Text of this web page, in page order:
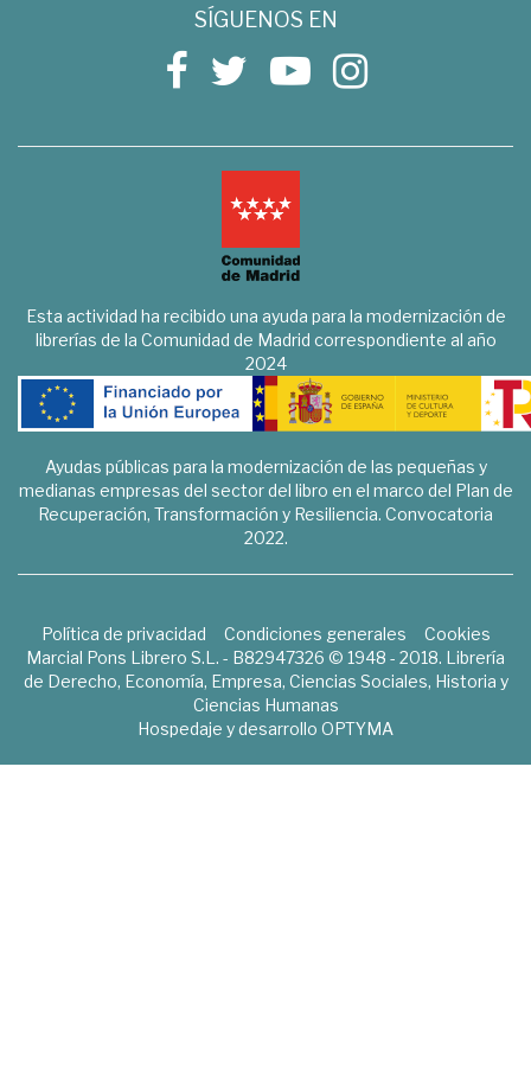
SÍGUENOS EN
Esta actividad ha recibido una ayuda para la modernización de
librerías de la Comunidad de Madrid correspondiente al año
2024
Ayudas públicas para la modernización de las pequeñas y
medianas empresas del sector del libro en el marco del Plan de
Recuperación, Transformación y Resiliencia. Convocatoria
2022.
Política de privacidad Condiciones generales
Cookies
Marcial Pons Librero S.L. - B82947326 © 1948 - 2018. Librería
de Derecho, Economía, Empresa, Ciencias Sociales, Historia y
Ciencias Humanas
Hospedaje y desarrollo OPTYMA